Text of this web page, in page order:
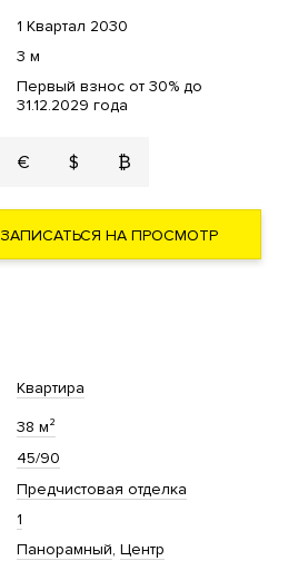
1 Квартал 2030
3 м
Первый взнос от 30% до
31.12.2029 года
€ $ ₿
ЗАПИСАТЬСЯ НА ПРОСМОТР
Квартира
38 м²
45/90
Предчистовая отделка
1
Панорамный Центр